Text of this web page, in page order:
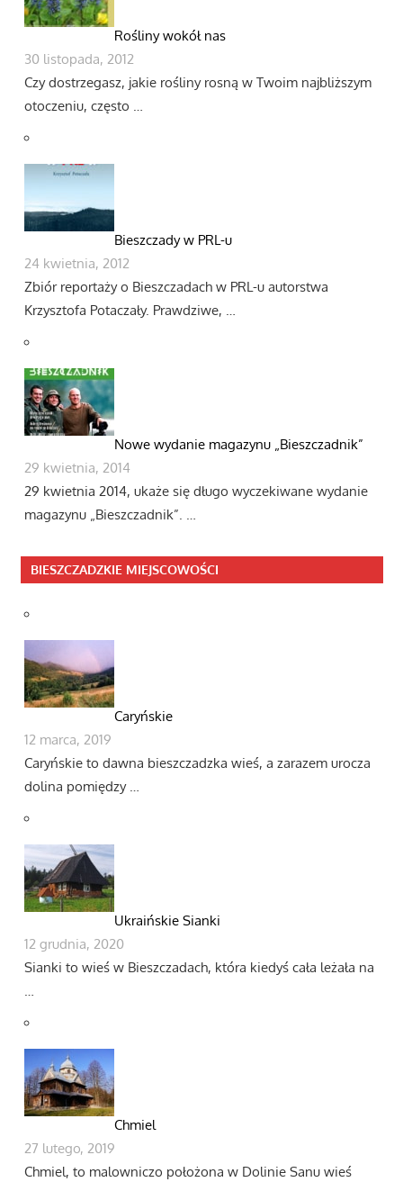
Rośliny wokół nas
30 listopada, 2012
Czy dostrzegasz, jakie rośliny rosną w Twoim najbliższym
otoczeniu, często …
Bieszczady w PRL-u
24 kwietnia, 2012
Zbiór reportaży o Bieszczadach w PRL-u autorstwa
Krzysztofa Potaczały. Prawdziwe, …
Nowe wydanie magazynu „Bieszczadnik”
29 kwietnia, 2014
29 kwietnia 2014, ukaże się długo wyczekiwane wydanie
magazynu „Bieszczadnik”. …
BIESZCZADZKIE MIEJSCOWOŚCI
Caryńskie
12 marca, 2019
Caryńskie to dawna bieszczadzka wieś, a zarazem urocza
dolina pomiędzy …
Ukraińskie Sianki
12 grudnia, 2020
Sianki to wieś w Bieszczadach, która kiedyś cała leżała na
…
Chmiel
27 lutego, 2019
Chmiel, to malowniczo położona w Dolinie Sanu wieś